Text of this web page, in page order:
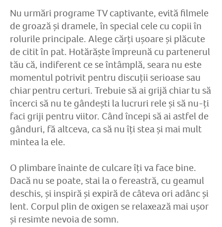
Nu urmări programe TV captivante, evită filmele
de groază și dramele, în special cele cu copii în
rolurile principale. Alege cărți ușoare și plăcute
de citit în pat. Hotărăște împreună cu partenerul
tău că, indiferent ce se întâmplă, seara nu este
momentul potrivit pentru discuții serioase sau
chiar pentru certuri. Trebuie să ai grijă chiar tu să
încerci să nu te gândești la lucruri rele și să nu-ți
faci griji pentru viitor. Când începi să ai astfel de
gânduri, fă altceva, ca să nu îți stea și mai mult
mintea la ele.
O plimbare înainte de culcare îți va face bine.
Dacă nu se poate, stai la o fereastră, cu geamul
deschis, și inspiră și expiră de câteva ori adânc și
lent. Corpul plin de oxigen se relaxează mai ușor
și resimte nevoia de somn.